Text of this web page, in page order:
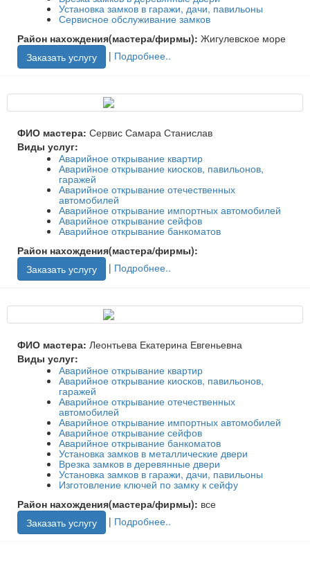
Установка замков в гаражи, дачи, павильоны
Сервисное обслуживание замков
Район нахождения(мастера/фирмы): Жигулевское море
Заказать услугу
| Подробнее..
ФИО мастера: Сервис Самара Станислав
Виды услуг:
Аварийное открывание квартир
Аварийное открывание киосков, павильонов,
гаражей
Аварийное открывание отечественных
автомобилей
Аварийное открывание импортных автомобилей
Аварийное открывание сейфов
Аварийное открывание банкоматов
Район нахождения(мастера/фирмы):
Заказать услугу
| Подробнее..
ФИО мастера: Леонтьева Екатерина Евгеньевна
Виды услуг:
Аварийное открывание квартир
Аварийное открывание киосков, павильонов,
гаражей
Аварийное открывание отечественных
автомобилей
Аварийное открывание импортных автомобилей
Аварийное открывание сейфов
Аварийное открывание банкоматов
Установка замков в металлические двери
Врезка замков в деревянные двери
Установка замков в гаражи, дачи, павильоны
Изготовление ключей по замку к сейфу
Район нахождения(мастера/фирмы): все
Заказать услугу
| Подробнее..